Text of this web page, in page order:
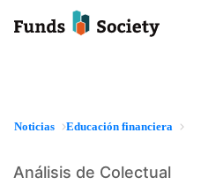
Noticias Educación financiera
Análisis de Colectual